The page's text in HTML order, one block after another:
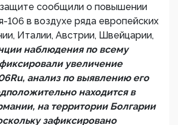
сообщили о повышении
106 в воздухе ряда европейских
Италии, Австрии, Швейцарии,
наблюдения по всему
увеличение
анализ по выявлению его
находится в
на территории Болгарии
зафиксировано